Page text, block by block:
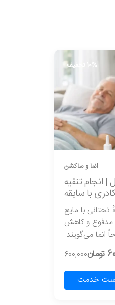
10% تخفیف
انما و ساکشن
| انجام تنقیه
با سابقه
با مایع
و کاهش
انما می‌گویند.
600,000
خدمت